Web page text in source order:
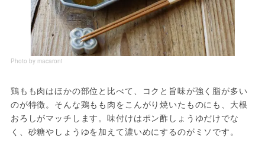
Photo by macaroni
鶏もも肉はほかの部位と比べて、コクと旨味が強く脂が多い
のが特徴。そんな鶏もも肉をこんがり焼いたものにも、大根
おろしがマッチします。味付けはポン酢しょうゆだけでな
く、砂糖やしょうゆを加えて濃いめにするのがミソです。